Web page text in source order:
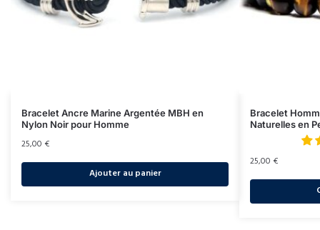
Bracelet Ancre Marine Argentée MBH en
Nylon Noir pour Homme
25,00 €
Ajouter au panier
Bracelet
Naturelles en
25,00 €